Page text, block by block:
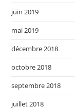
juin 2019
mai 2019
décembre 2018
octobre 2018
septembre 2018
juillet 2018